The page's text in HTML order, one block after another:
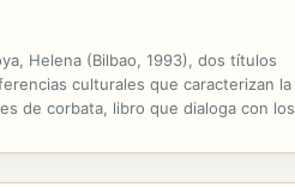
Helena (Bilbao, 1993), dos títulos
culturales que caracterizan la
de corbata, libro que dialoga con los